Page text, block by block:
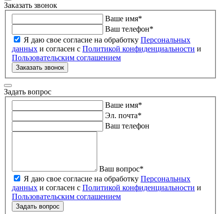
Заказать звонок
Ваше имя*
Ваш телефон*
Я даю свое согласие на обработку Персональных
данных и согласен с Политикой конфиденциальности и
Пользовательским соглашением
Заказать звонок
Задать вопрос
Ваше имя*
Эл. почта*
Ваш телефон
Ваш вопрос*
Я даю свое согласие на обработку Персональных
данных и согласен с Политикой конфиденциальности и
Пользовательским соглашением
Задать вопрос